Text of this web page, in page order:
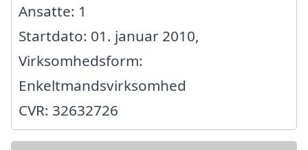
Ansatte: 1
Startdato: 01. januar 2010,
Virksomhedsform:
Enkeltmandsvirksomhed
CVR: 32632726